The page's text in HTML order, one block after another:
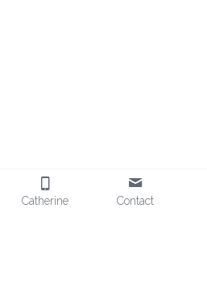
Catherine Contact